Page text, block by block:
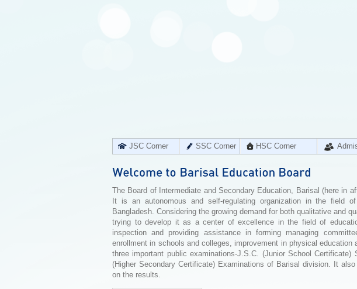
JSC Corner SSC Corner HSC Corner
The Board of Intermediate and Secondary Education, Barisal (here in
It is an autonomous and self-regulating organization in the field
Bangladesh. Considering the growing demand for both qualitative and
trying to develop it as a center of excellence in the field of
inspection and providing assistance in forming managing
enrollment in schools and colleges, improvement in physical
three important public examinations-J.S.C. (Junior School
(Higher Secondary Certificate) Examinations of Barisal division. It
on the results.